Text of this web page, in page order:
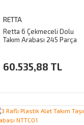
RETTA
Retta 6 Çekmeceli Dolu
Takım Arabası 245 Parça
60.535,88 TL